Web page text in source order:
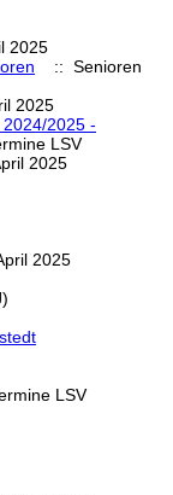
2025
:: Senioren
2025
2025 -
LSV
2025
2025
LSV